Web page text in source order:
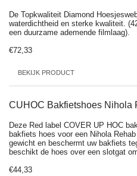
De Topkwaliteit Diamond
waterdichtheid en sterke kwaliteit.
een duurzame ademende filmlaag).
€72,33
BEKIJK PRODUCT
CUHOC Bakfietshoes Nihola
Deze Red label COVER UP HOC
bakfiets hoes voor een Nihola
gewicht en beschermt uw bakfiets
beschikt de hoes over een slotgat
€44,33